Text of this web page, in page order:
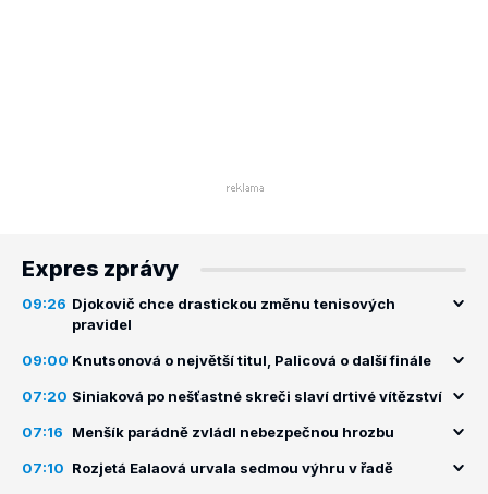
Expres zprávy
09:26 Djokovič chce drastickou změnu tenisových
pravidel
09:00 Knutsonová o největší titul, Palicová o další finále
07:20 Siniaková po nešťastné skreči slaví drtivé vítězství
07:16 Menšík parádně zvládl nebezpečnou hrozbu
07:10 Rozjetá Ealaová urvala sedmou výhru v řadě